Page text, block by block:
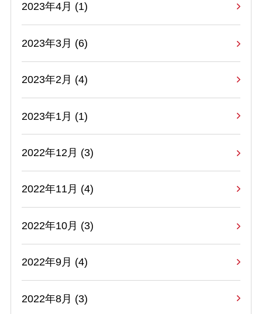
2023年4月 (1)
2023年3月 (6)
2023年2月 (4)
2023年1月 (1)
2022年12月 (3)
2022年11月 (4)
2022年10月 (3)
2022年9月 (4)
2022年8月 (3)